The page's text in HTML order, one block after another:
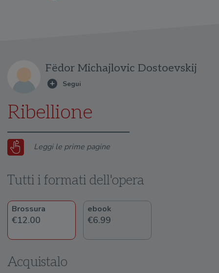
Fëdor Michajlovic Dostoevskij
Ribellione
Leggi le prime pagine
Tutti i formati dell'opera
Brossura
€12.00
ebook
€6.99
Acquistalo